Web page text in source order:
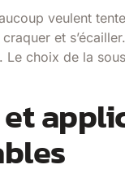
veulent
et
Le choix de la